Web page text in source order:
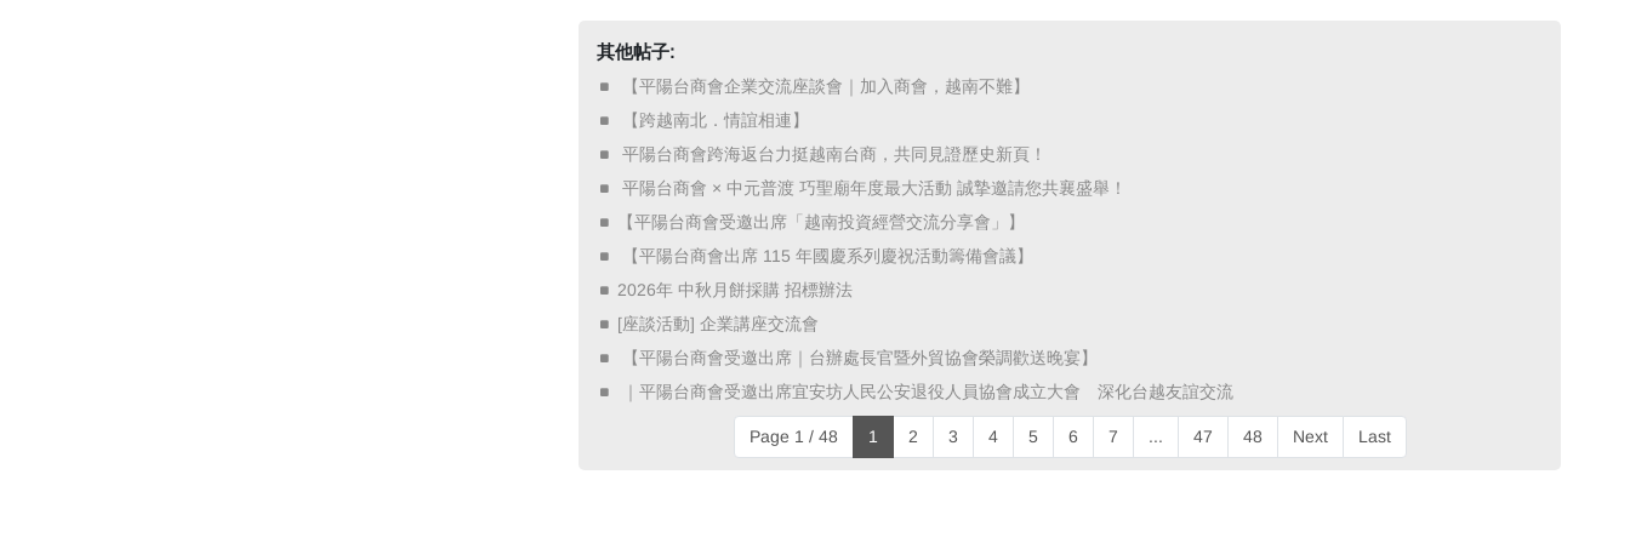
其他帖子:
​ 【平陽台商會企業交流座談會｜加入商會，越南不難】 ​
​ 【跨越南北．情誼相連】 ​
​ 平陽台商會跨海返台力挺越南台商，共同見證歷史新頁！ ​
​ 平陽台商會 × 中元普渡 巧聖廟年度最大活動 誠摯邀請您共襄盛舉！ ​
【平陽台商會受邀出席「越南投資經營交流分享會」】
​ 【平陽台商會出席 115 年國慶系列慶祝活動籌備會議】 ​
2026年 中秋月餅採購 招標辦法
[座談活動] 企業講座交流會
​ 【平陽台商會受邀出席｜台辦處長官暨外貿協會榮調歡送晚宴】 ​
​ ｜平陽台商會受邀出席宜安坊人民公安退役人員協會成立大會 深化台越友誼交流 ​
Page 1 / 48 1 2 3 4 5 6 7 ... 47 48 Next Last